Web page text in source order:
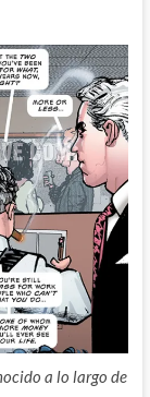
a lo largo de